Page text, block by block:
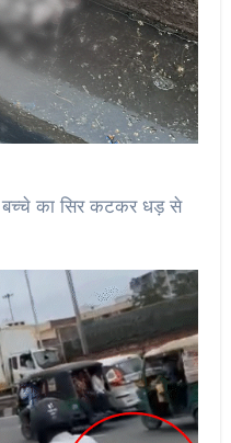
का सिर कटकर धड़ से